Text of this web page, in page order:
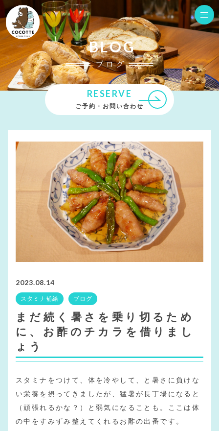
BLOG
ブログ
RESERVE
ご予約・お問い合わせ
2023.08.14
スタミナ補給 ブログ
まだ続く暑さを乗り切るため
に、お酢のチカラを借りまし
ょう
スタミナをつけて、体を冷やして、と暑さに負けな
い栄養を摂ってきましたが、猛暑が長丁場になると
（頑張れるかな？）と弱気になることも。ここは体
の中をすみずみ整えてくれるお酢の出番です。